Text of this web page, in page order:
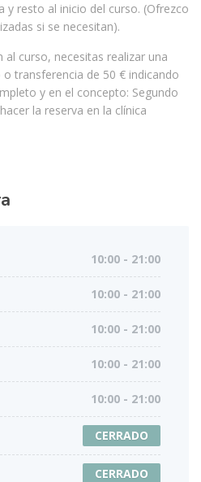
y resto al inicio del curso. (Ofrezco
si se necesitan).
curso, necesitas realizar una
transferencia de 50 € indicando
y en el concepto: Segundo
la reserva en la clínica
10:00 - 21:00
10:00 - 21:00
10:00 - 21:00
10:00 - 21:00
10:00 - 21:00
CERRADO
CERRADO